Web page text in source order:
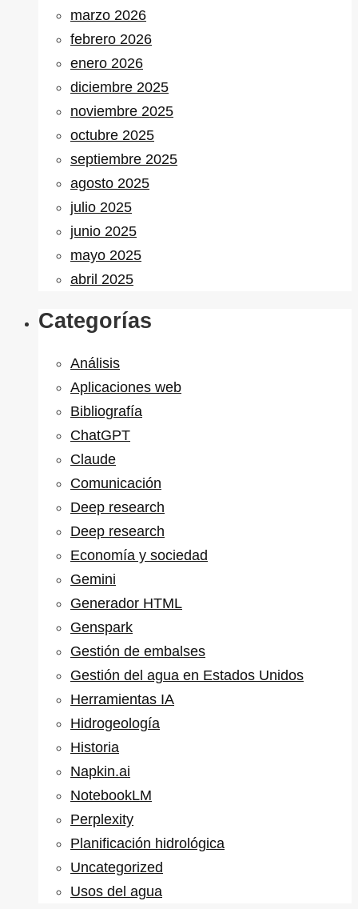
marzo 2026
febrero 2026
enero 2026
diciembre 2025
noviembre 2025
octubre 2025
septiembre 2025
agosto 2025
julio 2025
junio 2025
mayo 2025
abril 2025
Categorías
Análisis
Aplicaciones web
Bibliografía
ChatGPT
Claude
Comunicación
Deep research
Deep research
Economía y sociedad
Gemini
Generador HTML
Genspark
Gestión de embalses
Gestión del agua en Estados Unidos
Herramientas IA
Hidrogeología
Historia
Napkin.ai
NotebookLM
Perplexity
Planificación hidrológica
Uncategorized
Usos del agua